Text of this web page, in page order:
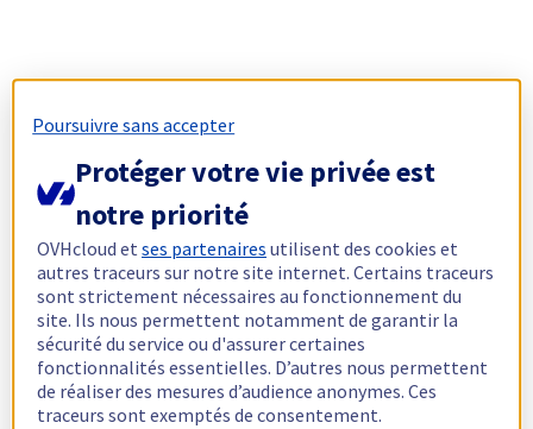
Poursuivre sans accepter
Protéger votre vie privée est
notre priorité
OVHcloud etses partenaires utilisent des cookies et
autres traceurs sur notre site internet. Certains traceurs
sont strictement nécessaires au fonctionnement du
site. Ils nous permettent notamment de garantir la
sécurité du service ou d'assurer certaines
fonctionnalités essentielles. D’autres nous permettent
de réaliser des mesures d’audience anonymes. Ces
traceurs sont exemptés de consentement.